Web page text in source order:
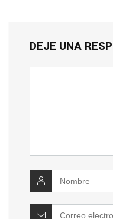
DEJE UNA